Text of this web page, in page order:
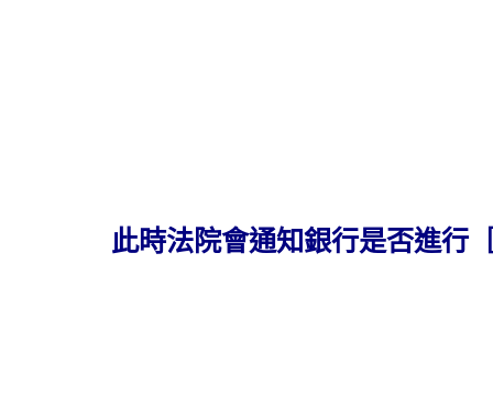
此時法院會通知銀行是否進行